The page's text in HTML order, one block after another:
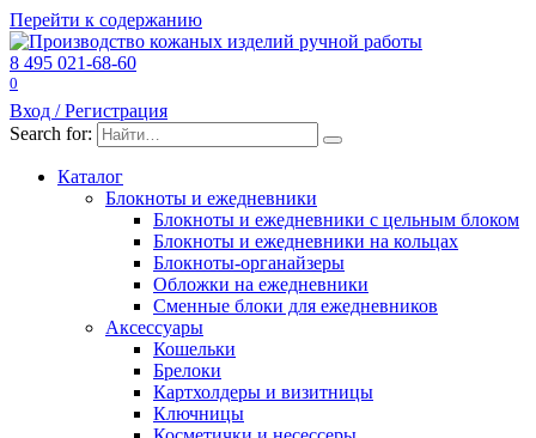
Перейти к содержанию
8 495 021-68-60
0
Вход / Регистрация
Search for:
Каталог
Блокноты и ежедневники
Блокноты и ежедневники с цельным блоком
Блокноты и ежедневники на кольцах
Блокноты-органайзеры
Обложки на ежедневники
Сменные блоки для ежедневников
Аксессуары
Кошельки
Брелоки
Картхолдеры и визитницы
Ключницы